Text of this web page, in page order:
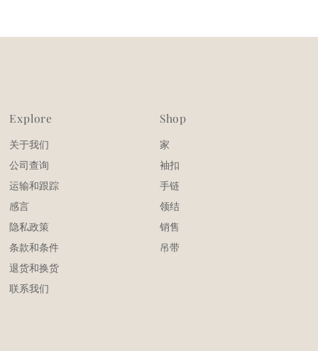
Explore
关于我们
公司查询
运输和跟踪
感言
隐私政策
条款和条件
退货和换货
联系我们
Shop
家
袖扣
手链
领结
销售
吊带